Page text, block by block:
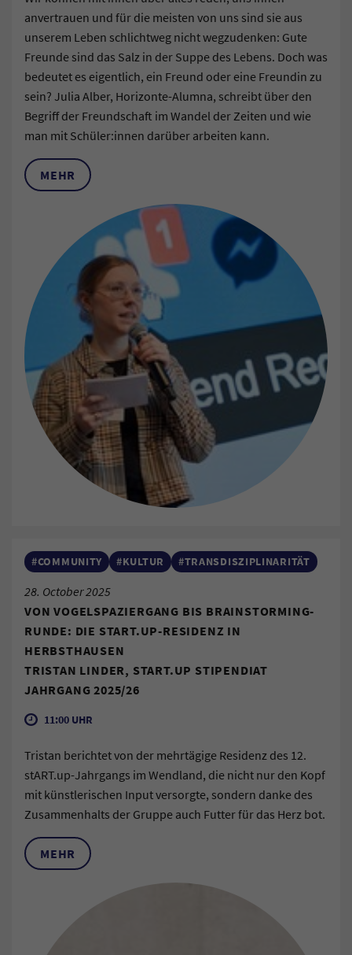
anvertrauen und für die meisten von uns sind sie aus
unserem Leben schlichtweg nicht wegzudenken: Gute
Freunde sind das Salz in der Suppe des Lebens. Doch was
bedeutet es eigentlich, ein Freund oder eine Freundin zu
sein? Julia Alber, Horizonte-Alumna, schreibt über den
Begriff der Freundschaft im Wandel der Zeiten und wie
man mit Schüler:innen darüber arbeiten kann.
MEHR
#COMMUNITY #KULTUR #TRANSDISZIPLINARITÄT
28. October 2025
VON VOGELSPAZIERGANG BIS BRAINSTORMING-
RUNDE: DIE START.UP-RESIDENZ IN
HERBSTHAUSEN
TRISTAN LINDER, START.UP STIPENDIAT
JAHRGANG 2025/26
11:00 UHR
Tristan berichtet von der mehrtägige Residenz des 12.
stART.up-Jahrgangs im Wendland, die nicht nur den Kopf
mit künstlerischen Input versorgte, sondern danke des
Zusammenhalts der Gruppe auch Futter für das Herz bot.
MEHR